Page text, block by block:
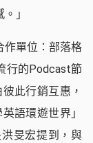
」
作單位：部落格
行的Podcast節
此行銷互惠，
語環遊世界」
洪旻宏提到，與